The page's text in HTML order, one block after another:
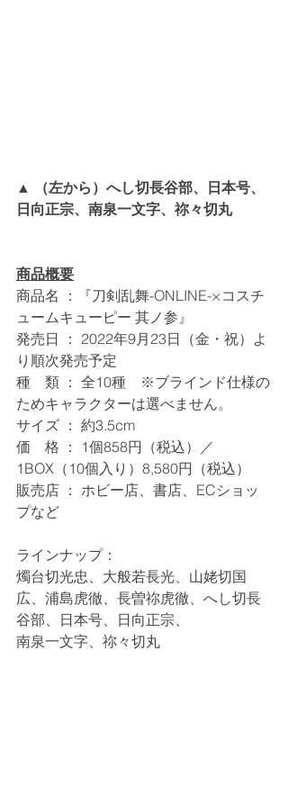
▲ （左から）へし切長谷部、日本号、
日向正宗、南泉一文字、祢々切丸
商品概要
商品名 ：『刀剣乱舞-ONLINE-×コスチ
ュームキューピー 其ノ参』
発売日 ： 2022年9月23日（金・祝）よ
り順次発売予定
種　類 ： 全10種　※ブラインド仕様の
ためキャラクターは選べません。
サイズ ： 約3.5cm
価　格 ： 1個858円（税込）／
1BOX（10個入り）8,580円（税込）
販売店 ： ホビー店、書店、ECショッ
プなど
ラインナップ：
燭台切光忠、大般若長光、山姥切国
広、浦島虎徹、長曽祢虎徹、へし切長
谷部、日本号、日向正宗、
南泉一文字、祢々切丸